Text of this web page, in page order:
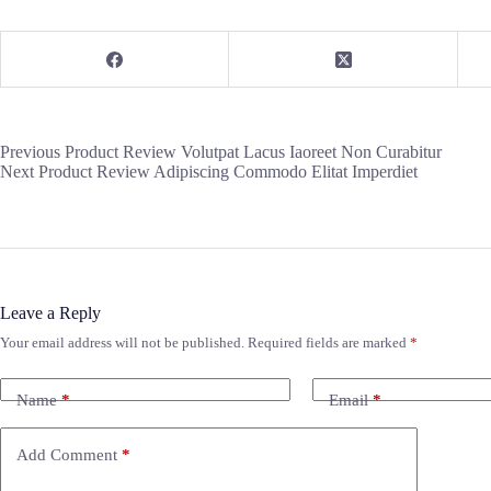
Previous Product Review Volutpat Lacus Iaoreet Non Curabitur
Next Product Review Adipiscing Commodo Elitat Imperdiet
Leave a Reply
Your email address will not be published. Required fields are marked *
Name* Email*
Add Comment *